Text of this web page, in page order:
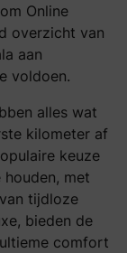
Online
overzicht van
aan
voldoen.
alles wat
kilometer af
keuze
met
tijdloze
bieden de
comfort